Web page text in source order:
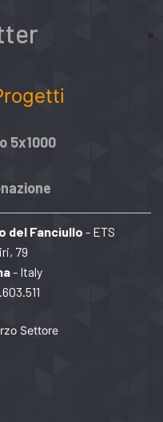
5x1000
del Fanciullo - ETS
79
- Italy
Settore